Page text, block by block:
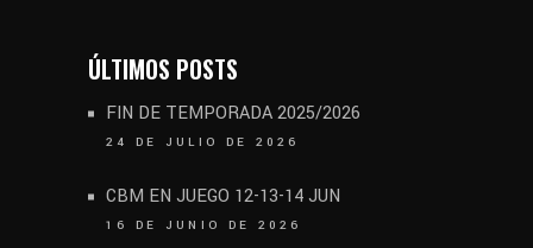
ÚLTIMOS POSTS
FIN DE TEMPORADA 2025/2026
24 DE JULIO DE 2026
CBM EN JUEGO 12-13-14 JUN
16 DE JUNIO DE 2026